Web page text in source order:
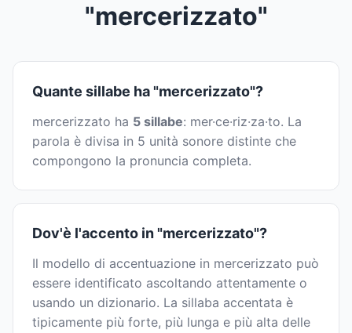
"mercerizzato"
Quante sillabe ha "mercerizzato"?
mercerizzato ha 5 sillabe: mer·ce·riz·za·to. La
parola è divisa in 5 unità sonore distinte che
compongono la pronuncia completa.
Dov'è l'accento in "mercerizzato"?
Il modello di accentuazione in mercerizzato può
essere identificato ascoltando attentamente o
usando un dizionario. La sillaba accentata è
tipicamente più forte, più lunga e più alta delle